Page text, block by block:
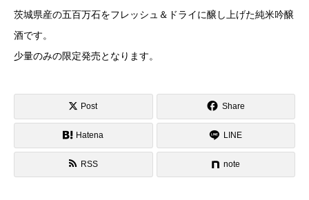
茨城県産の五百万石をフレッシュ＆ドライに醸し上げた純米吟醸
酒です。
少量のみの限定発売となります。
Post Share
Hatena LINE
RSS note